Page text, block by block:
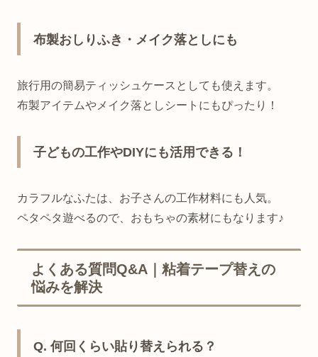
布製おしりふき・メイク落としにも
旅行用の簡易ティッシュケースとしても使えます。
布製アイテムやメイク落としシートにもぴったり！
子どもの工作やDIYにも活用できる！
カラフルなふたは、お子さんの工作材料にも人気。
ペタペタ遊べるので、おもちゃの素材にもなります♪
よくある質問Q&A｜粘着テープ替えの
悩みを解決
Q. 何回くらい貼り替えられる？